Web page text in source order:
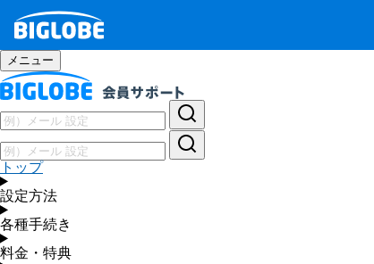
メニュー
トップ
設定方法
各種手続き
料金・特典